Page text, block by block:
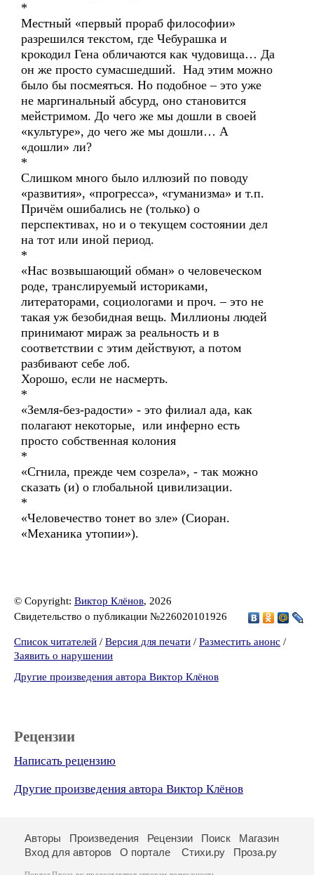
*
Местный «первый прораб философии»
разрешился текстом, где Чебурашка и
крокодил Гена обличаются как чудовища… Да
он же просто сумасшедший. Над этим можно
было бы посмеяться. Но подобное – это уже
не маргинальный абсурд, оно становится
мейстримом. До чего же мы дошли в своей
«культуре», до чего же мы дошли… А
«дошли» ли?
*
Слишком много было иллюзий по поводу
«развития», «прогресса», «гуманизма» и т.п.
Причём ошибались не (только) о
перспективах, но и о текущем состоянии дел
на тот или иной период.
*
«Нас возвышающий обман» о человеческом
роде, транслируемый историками,
литераторами, социологами и проч. – это не
такая уж безобидная вещь. Миллионы людей
принимают мираж за реальность и в
соответствии с этим действуют, а потом
разбивают себе лоб.
Хорошо, если не насмерть.
*
«Земля-без-радости» - это филиал ада, как
полагают некоторые, или инферно есть
просто собственная колония
*
«Сгнила, прежде чем созрела», - так можно
сказать (и) о глобальной цивилизации.
*
«Человечество тонет во зле» (Сиоран.
«Механика утопии»).
© Copyright: Виктор Клёнов, 2026
Свидетельство о публикации №226020101926
Список читателей / Версия для печати / Разместить анонс /
Заявить о нарушении
Другие произведения автора Виктор Клёнов
Рецензии
Написать рецензию
Другие произведения автора Виктор Клёнов
Авторы Произведения Рецензии Поиск
Магазин
Вход для авторов
О портале Стихи.ру Проза.ру